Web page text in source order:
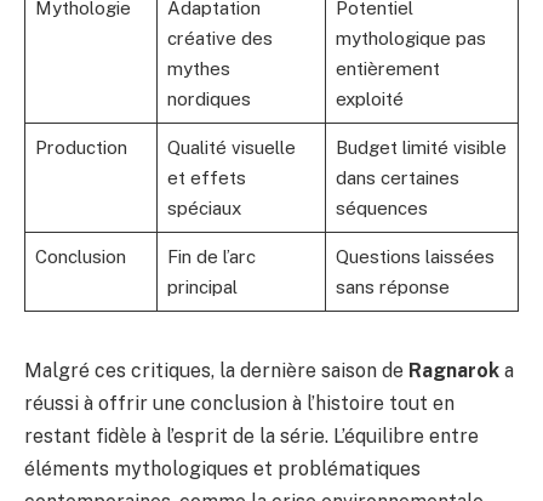
Mythologie
Adaptation
créative des
mythes
nordiques
Potentiel
mythologique pas
entièrement
exploité
Production
Qualité visuelle
et effets
spéciaux
Budget limité visible
dans certaines
séquences
Conclusion
Fin de l’arc
principal
Questions laissées
sans réponse
Malgré ces critiques, la dernière saison de Ragnarok a
réussi à offrir une conclusion à l’histoire tout en
restant fidèle à l’esprit de la série. L’équilibre entre
éléments mythologiques et problématiques